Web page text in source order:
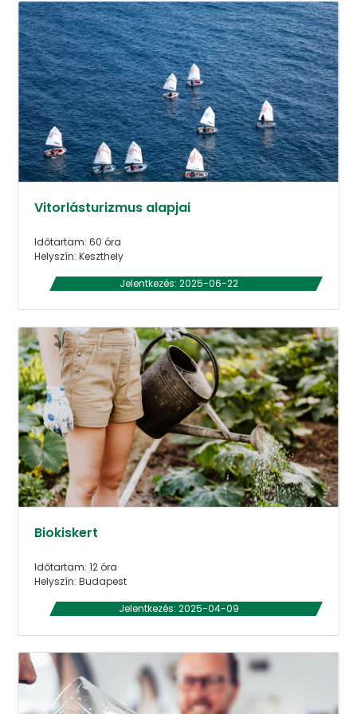
Vitorlásturizmus alapjai
Időtartam: 60 óra
Helyszín: Keszthely
Jelentkezés: 2025-06-22
Biokiskert
Időtartam: 12 óra
Helyszín: Budapest
Jelentkezés: 2025-04-09